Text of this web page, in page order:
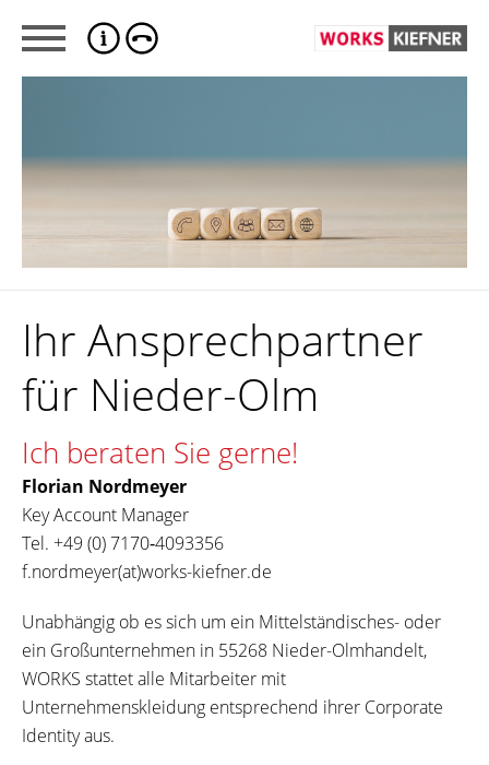
Ihr Ansprechpartner
für Nieder-Olm
Ich beraten Sie gerne!
Florian Nordmeyer
Key Account Manager
Tel. +49 (0) 7170‐4093356
f.nordmeyer(at)works-kiefner.de
Unabhängig ob es sich um ein Mittelständisches- oder
ein Großunternehmen in 55268 Nieder-Olmhandelt,
WORKS stattet alle Mitarbeiter mit
Unternehmenskleidung entsprechend ihrer Corporate
Identity aus.